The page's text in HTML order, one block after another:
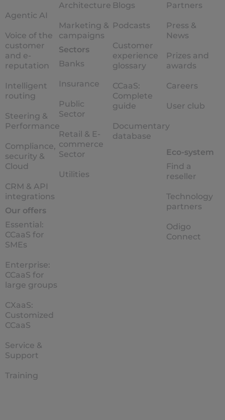
Agentic AI
Voice of the
customer
and e-
reputation
Intelligent
routing
Steering &
Performance
Compliance,
security &
Cloud
CRM & API
integrations
Our offers
Essential:
CCaaS for
SMEs
Enterprise:
CCaaS for
large groups
CXaaS:
Customized
CCaaS
Service &
Support
Training
Architecture
Marketing &
campaigns
Sectors
Banks
Insurance
Public
Sector
Retail & E-
commerce
Sector
Utilities
Blogs
Podcasts
Customer
experience
glossary
CCaaS:
Complete
guide
Documentary
database
Partners
Press &
News
Prizes and
awards
Careers
User club
Eco-system
Find a
reseller
Technology
partners
Odigo
Connect